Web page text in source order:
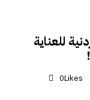
للعناية
0Likes